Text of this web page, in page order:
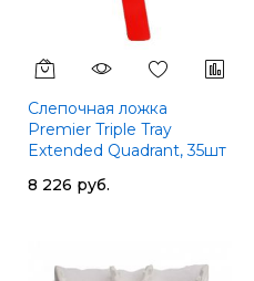
Слепочная ложка
Premier Triple Tray
Extended Quadrant, 35шт
8 226 руб.